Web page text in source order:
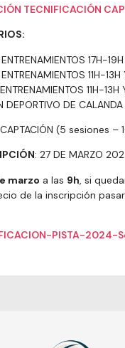
TECNIFICACIÓN
17H-19H
11H-
11H-13H
DEPORTIVO DE CALANDA
(5 sesiones
: 27 DE MARZO
marzo a las 9h, si
de la inscripción
PISTA-